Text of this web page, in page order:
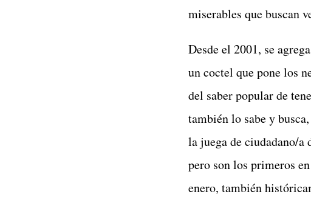
miserables que buscan
Desde el 2001, se
un coctel que pone los
del saber popular de
también lo sabe y
la juega de ciudadano/a
pero son los primeros
enero, también